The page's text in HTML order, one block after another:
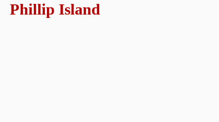
Phillip Island